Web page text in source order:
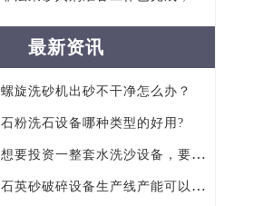
最新资讯
螺旋洗砂机出砂不干净怎么办？
石粉洗石设备哪种类型的好用?
想要投资一整套水洗沙设备，要多少钱才行？
石英砂破碎设备生产线产能可以达到多少？